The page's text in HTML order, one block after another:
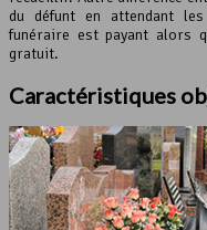
du défunt en attendant
funéraire est payant alors
gratuit.
Caractéristiques